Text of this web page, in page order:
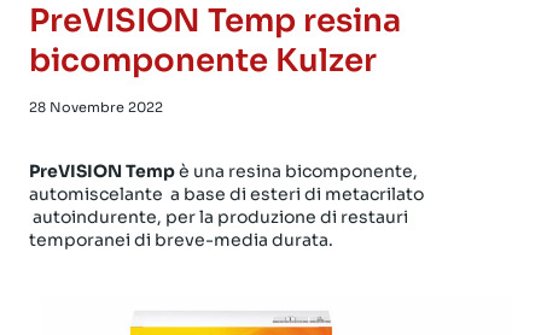
PreVISION Temp resina
bicomponente Kulzer
28 Novembre 2022
PreVISION Tempè una resina bicomponente,
automiscelante a base di esteri di metacrilato
autoindurente, per la produzione di restauri
temporanei di breve-media durata.